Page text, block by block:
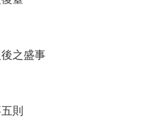
之盛事
則